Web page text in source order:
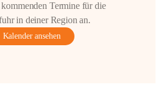
Termine für die
in deiner Region an.
Kalender ansehen